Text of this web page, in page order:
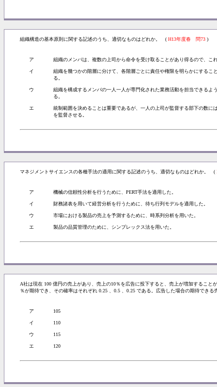
組織構造の基本原則に関する記述のうち、適切なものはどれか。 ( H13年度春 問73 )
ア 組織のメンバは、複数の上司から命令を受け取ることがあり得るので、こ
イ
組織を幾つかの階層に分けて、各階層ごとに責任や権限を明らかにするこ
る。
ウ
組織を構成するメンバの一人一人が専門化された業務活動を担当できるよ
る。
エ
統制範囲を決めることは重要であるが、一人の上司が監督する部下の数に
を監督させる。
マネジメントサイエンスの各種手法の適用に関する記述のうち、適切なものはどれか。 (
ア 機械の信頼性分析を行うために、PERT手法を適用した。
イ 財務諸表を用いて経営分析を行うために、待ち行列モデルを適用した。
ウ 市場における製品の売上を予測するために、時系列分析を用いた。
エ 製品の品質管理のために、シンプレックス法を用いた。
A社は現在 100 億円の売上があり、売上の10％を広告に投下すると、売上が増加すること
％が期待でき、その確率はそれぞれ 0.25 、0.5 、0.25 である。広告した場合の期待でき
ア 105
イ 110
ウ 115
エ 120